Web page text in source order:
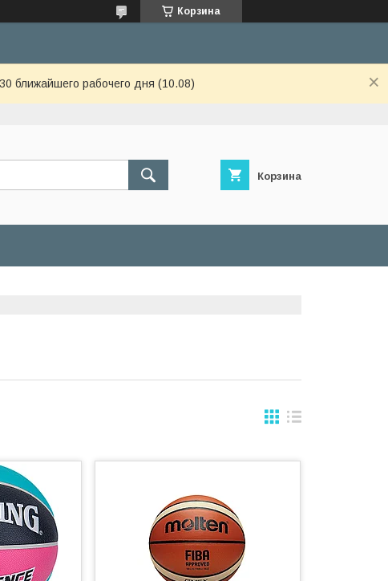
Корзина
ближайшего рабочего дня (10.08)
Корзина